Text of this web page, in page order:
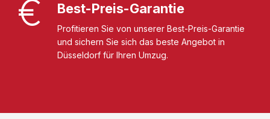
Best-Preis-Garantie
Profitieren Sie von unserer Best-Preis-Garantie
und sichern Sie sich das beste Angebot in
Düsseldorf für Ihren Umzug.